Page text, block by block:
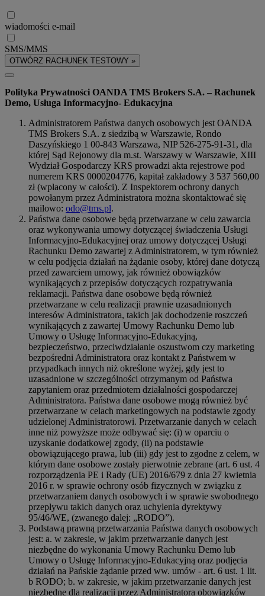
wiadomości e-mail
SMS/MMS
OTWÓRZ RACHUNEK TESTOWY »
Polityka Prywatności OANDA TMS Brokers S.A. – Rachunek
Demo, Usługa Informacyjno- Edukacyjna
Administratorem Państwa danych osobowych jest OANDA
TMS Brokers S.A. z siedzibą w Warszawie, Rondo
Daszyńskiego 1 00-843 Warszawa, NIP 526-275-91-31, dla
której Sąd Rejonowy dla m.st. Warszawy w Warszawie, XIII
Wydział Gospodarczy KRS prowadzi akta rejestrowe pod
numerem KRS 0000204776, kapitał zakładowy 3 537 560,00
zł (wpłacony w całości). Z Inspektorem ochrony danych
powołanym przez Administratora można skontaktować się
mailowo: odo@tms.pl.
Państwa dane osobowe będą przetwarzane w celu zawarcia
oraz wykonywania umowy dotyczącej świadczenia Usługi
Informacyjno-Edukacyjnej oraz umowy dotyczącej Usługi
Rachunku Demo zawartej z Administratorem, w tym również
w celu podjęcia działań na żądanie osoby, której dane dotyczą
przed zawarciem umowy, jak również obowiązków
wynikających z przepisów dotyczących rozpatrywania
reklamacji. Państwa dane osobowe będą również
przetwarzane w celu realizacji prawnie uzasadnionych
interesów Administratora, takich jak dochodzenie roszczeń
wynikających z zawartej Umowy Rachunku Demo lub
Umowy o Usługę Informacyjno-Edukacyjną,
bezpieczeństwo, przeciwdziałanie oszustwom czy marketing
bezpośredni Administratora oraz kontakt z Państwem w
przypadkach innych niż określone wyżej, gdy jest to
uzasadnione w szczególności otrzymanym od Państwa
zapytaniem oraz przedmiotem działalności gospodarczej
Administratora. Państwa dane osobowe mogą również być
przetwarzane w celach marketingowych na podstawie zgody
udzielonej Administratorowi. Przetwarzanie danych w celach
inne niż powyższe może odbywać się: (i) w oparciu o
uzyskanie dodatkowej zgody, (ii) na podstawie
obowiązującego prawa, lub (iii) gdy jest to zgodne z celem, w
którym dane osobowe zostały pierwotnie zebrane (art. 6 ust. 4
rozporządzenia PE i Rady (UE) 2016/679 z dnia 27 kwietnia
2016 r. w sprawie ochrony osób fizycznych w związku z
przetwarzaniem danych osobowych i w sprawie swobodnego
przepływu takich danych oraz uchylenia dyrektywy
95/46/WE, (zwanego dalej: „RODO”).
Podstawą prawną przetwarzania Państwa danych osobowych
jest: a. w zakresie, w jakim przetwarzanie danych jest
niezbędne do wykonania Umowy Rachunku Demo lub
Umowy o Usługę Informacyjno-Edukacyjną oraz podjęcia
działań na Pańskie żądanie przed ww. umów - art. 6 ust. 1 lit.
b RODO; b. w zakresie, w jakim przetwarzanie danych jest
niezbędne dla realizacji przez Administratora obowiązków